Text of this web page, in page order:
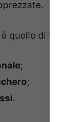
quello di
;
;
.